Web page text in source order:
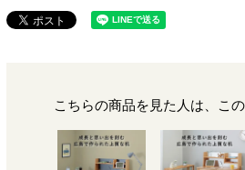
こちらの商品を見た人は、こ